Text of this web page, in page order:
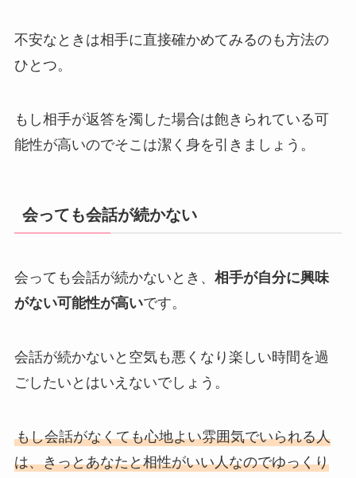
不安なときは相手に直接確かめてみるのも方法の
ひとつ。
もし相手が返答を濁した場合は飽きられている可
能性が高いのでそこは潔く身を引きましょう。
会っても会話が続かない
会っても会話が続かないとき、 相手が自分に興味
がない可能性が高いです。
会話が続かないと空気も悪くなり楽しい時間を過
ごしたいとはいえないでしょう。
もし会話がなくても心地よい雰囲気でいられる人
は、きっとあなたと相性がいい人なのでゆっくり